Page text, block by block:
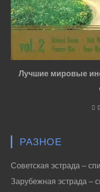
Лучшие мировые
РАЗНОЕ
Советская эстрада –
Зарубежная эстрада –